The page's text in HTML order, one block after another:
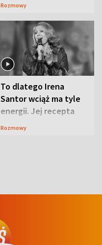
Rozmowy
To dlatego Irena
Santor wciąż ma tyle
energii. Jej recepta
jest zaskakująco
Rozmowy